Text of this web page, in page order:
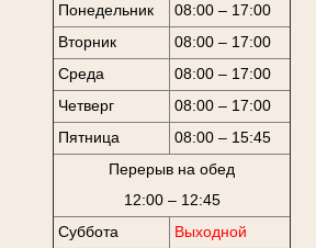
Понедельник
08:00 – 17:00
Вторник
08:00 – 17:00
Среда
08:00 – 17:00
Четверг
08:00 – 17:00
Пятница
08:00 – 15:45
Перерыв на обед
12:00 – 12:45
Суббота
Выходной